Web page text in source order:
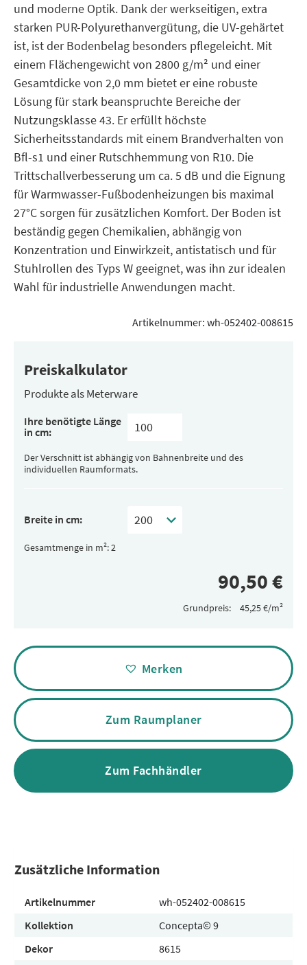
und moderne Optik. Dank der werkseitigen, extra
starken PUR-Polyurethanvergütung, die UV-gehärtet
ist, ist der Bodenbelag besonders pflegeleicht. Mit
einem Flächengewicht von 2800 g/m² und einer
Gesamtdicke von 2,0 mm bietet er eine robuste
Lösung für stark beanspruchte Bereiche der
Nutzungsklasse 43. Er erfüllt höchste
Sicherheitsstandards mit einem Brandverhalten von
Bfl-s1 und einer Rutschhemmung von R10. Die
Trittschallverbesserung um ca. 5 dB und die Eignung
für Warmwasser-Fußbodenheizungen bis maximal
27°C sorgen für zusätzlichen Komfort. Der Boden ist
beständig gegen Chemikalien, abhängig von
Konzentration und Einwirkzeit, antistatisch und für
Stuhlrollen des Typs W geeignet, was ihn zur idealen
Wahl für industrielle Anwendungen macht.
Artikelnummer: wh-052402-008615
Preiskalkulator
Produkte als Meterware
Ihre benötigte Länge
in cm:
Der Verschnitt ist abhängig von Bahnenbreite und des
individuellen Raumformats.
Breite in cm:
Gesamtmenge in m²:
Grundpreis:
Alternative:
Merken
Zum Raumplaner
Zum Fachhändler
Zusätzliche Information
Artikelnummer
wh-052402-008615
Kollektion
Concepta© 9
Dekor
8615